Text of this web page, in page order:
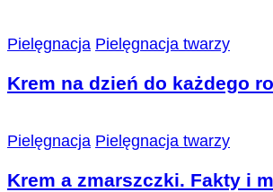
Pielęgnacja Pielęgnacja twarzy
Krem na dzień do każdego
Pielęgnacja Pielęgnacja twarzy
Krem a zmarszczki. Fakty i